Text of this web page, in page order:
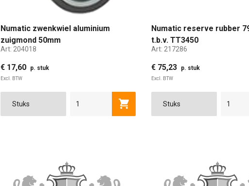
Numatic zwenkwiel aluminium
zuigmond 50mm
Art: 204018
€ 17,60 p. stuk
Excl. BTW
Toevoegen aan winkelwagen
Numatic reserve rubber
t.b.v. TT3450
Art: 217286
€ 75,23 p. stuk
Excl. BTW